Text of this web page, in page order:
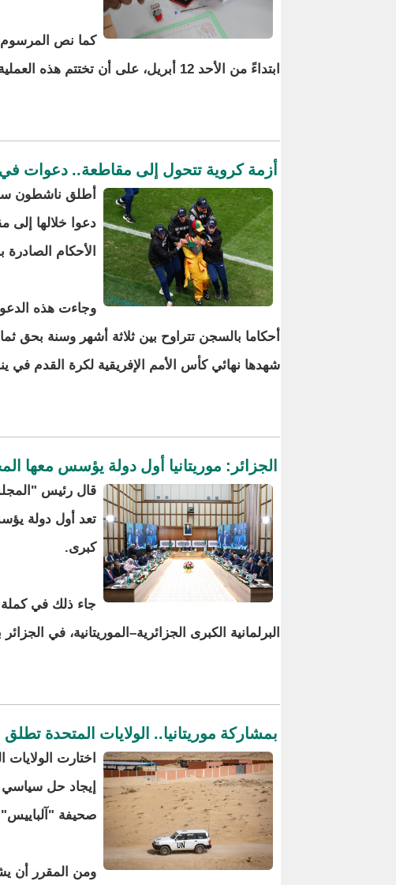
كما نص المرسوم
ابتداءً من الأحد 12 أبريل، على أن تختتم هذه العملية يوم الأحد 26 أبريل.
أزمة كروية تتحول إلى مقاطعة.. دعوات في
أطلق ناشطون
دعوا خلالها إلى
الأحكام
وجاءت هذه
أحكاما بالسجن تتراوح بين ثلاثة أشهر وسنة بحق
شهدها نهائي كأس الأمم الإفريقية لكرة القدم في
الجزائر: موريتانيا أول دولة يؤسس معها
قال رئيس
تعد أول دولة
كبرى.
جاء ذلك في كملة
البرلمانية الكبرى الجزائرية–الموريتانية، في
بمشاركة موريتانيا.. الولايات المتحدة
اختارت
إيجاد حل سياسي
صحيفة
ومن المقرر أن